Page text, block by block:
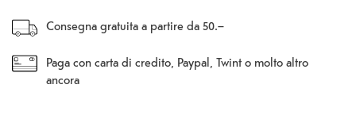
Consegna gratuita a partire da 50.–
Paga con carta di credito, Paypal, Twint o molto altro
ancora